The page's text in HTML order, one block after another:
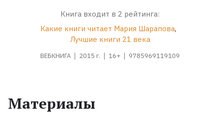
Книга входит в 2 рейтинга:
Какие книги читает Мария Шарапова,
Лучшие книги 21 века
ВЕБКНИГА 2015 г. 16+ 9785969119109
Материалы